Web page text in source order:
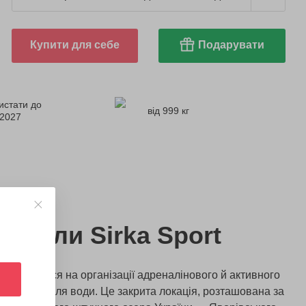
Купити для себе Подарувати
до
від 999 кг
Sirka Sport
на організації адреналінового й активного
біля води. Це закрита локація, розташована за